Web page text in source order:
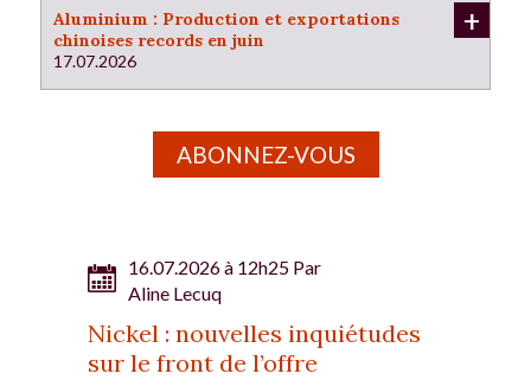
Aluminium : Production et exportations
chinoises records en juin
17.07.2026
+
ABONNEZ-VOUS
16.07.2026 à 12h25 Par
Aline Lecuq
Nickel : nouvelles inquiétudes
sur le front de l’offre